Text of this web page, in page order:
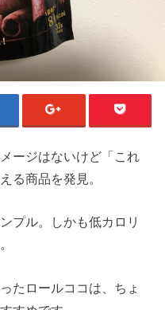
ージはないけど「これ
る商品を発見。
プル。しかも低カロリ
たロールココは、ちょ